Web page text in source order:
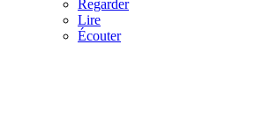
Regarder
Lire
Écouter